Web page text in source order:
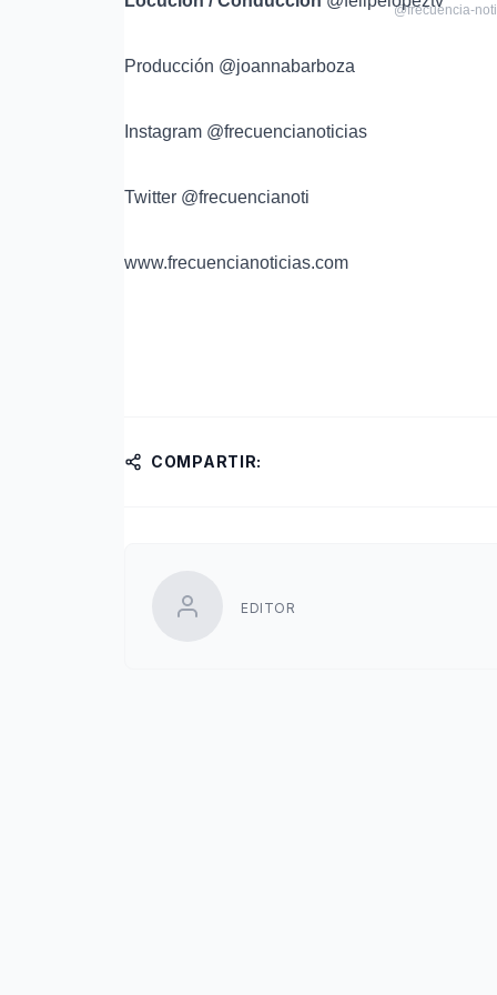
@frecuencia-
Producción @joannabarboza
Instagram @frecuencianoticias
Twitter @frecuencianoti
www.frecuencianoticias.com
COMPARTIR:
EDITOR